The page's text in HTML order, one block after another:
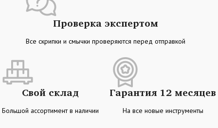
Проверка экспертом
Все скрипки и смычки проверяются перед отправкой
Свой склад
Большой ассортимент в наличии
Гарантия 12 месяцев
На все новые инструменты